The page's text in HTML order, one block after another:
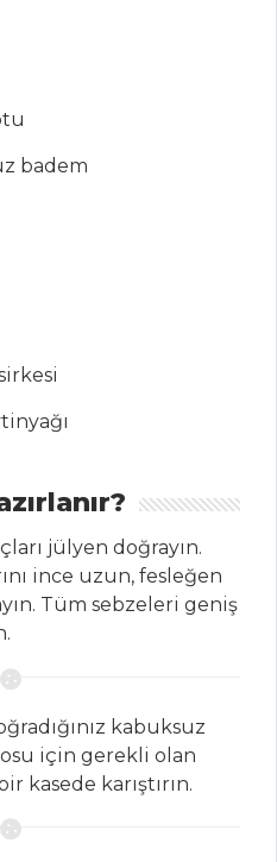
badem
jülyen doğrayın.
ince uzun, fesleğen
Tüm sebzeleri geniş
kabuksuz
için gerekli olan
kasede karıştırın.